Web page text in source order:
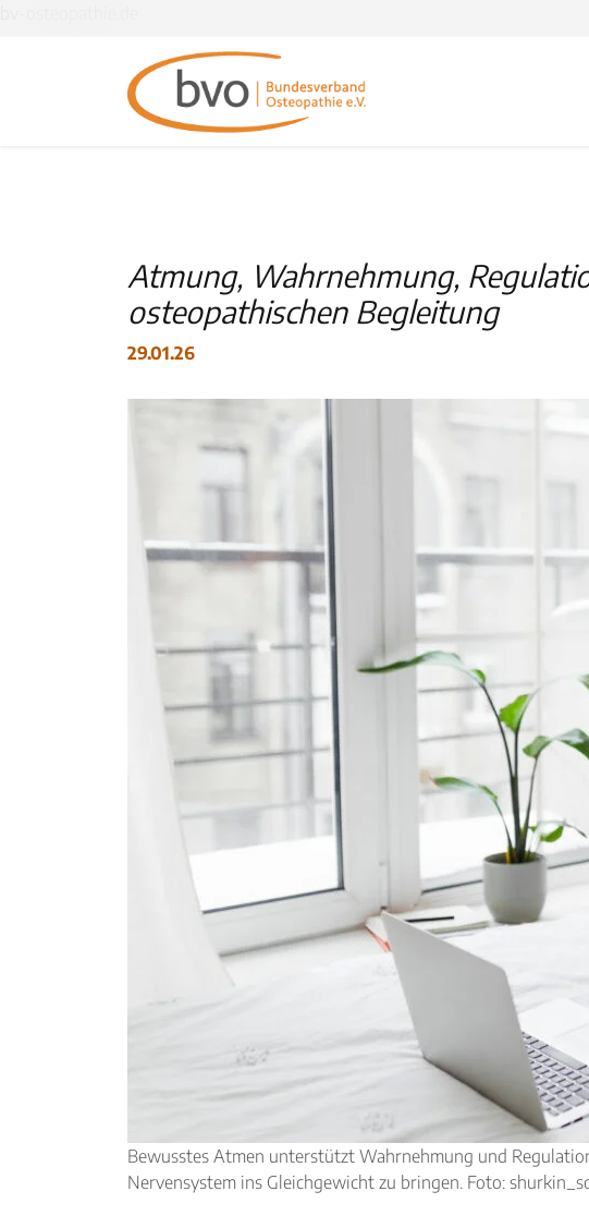
Atmung, Wahrnehmung,
osteopathischen Begleitung
29.01.26
Bewusstes Atmen unterstützt Wahrnehmung und
Nervensystem ins Gleichgewicht zu bringen. Foto: